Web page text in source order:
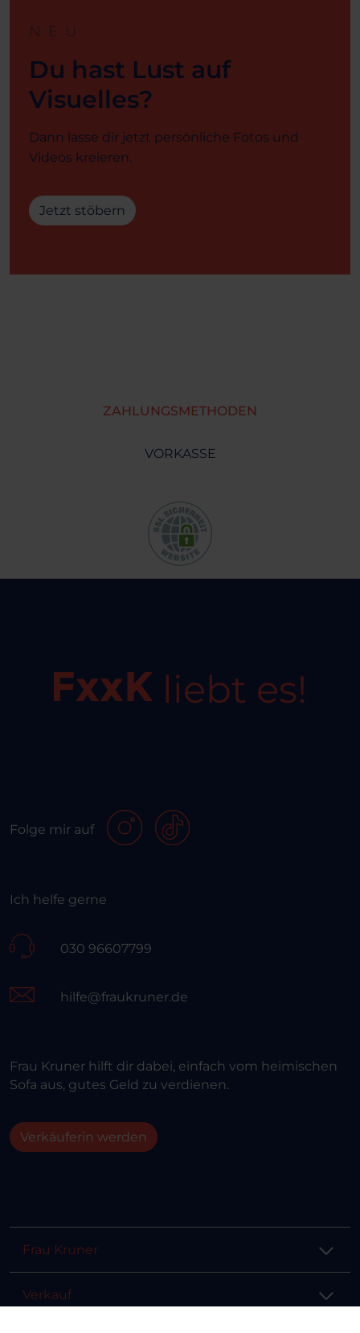
NEU
Du hast Lust auf
Visuelles?
Dann lasse dir jetzt persönliche Fotos und
Videos kreieren.
Jetzt stöbern
ZAHLUNGSMETHODEN
VORKASSE
liebt es!
Folge mir auf
Ich helfe gerne
030 96607799
hilfe@fraukruner.de
Frau Kruner hilft dir dabei, einfach vom heimischen
Sofa aus, gutes Geld zu verdienen.
Verkäuferin werden
Frau Kruner
Verkauf